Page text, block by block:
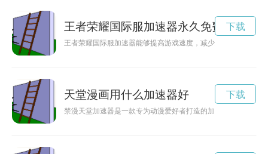
王者荣耀国际服加速器永久免费
王者荣耀国际服加速器能够提高游戏速度，减少延迟，让玩家
下载
天堂漫画用什么加速器好
禁漫天堂加速器是一款专为动漫爱好者打造的加速器，能够提
下载